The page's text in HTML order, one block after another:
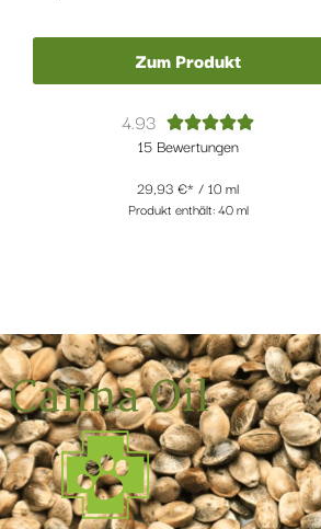
Zum Produkt
4.93 
15 Bewertungen
29,93€ /10 ml
Produkt enthält: 40ml